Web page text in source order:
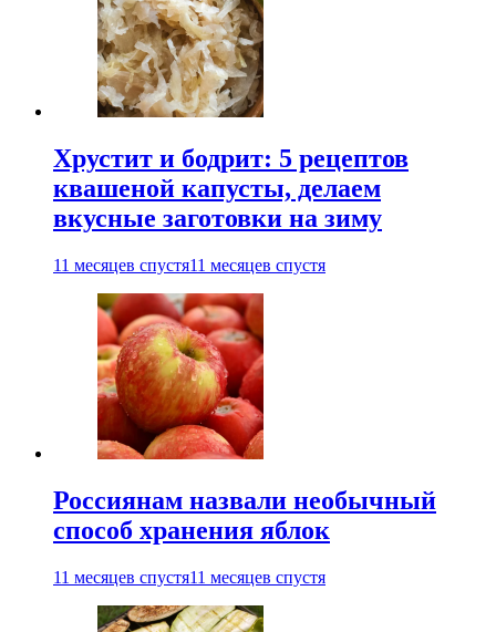
Хрустит и бодрит: 5 рецептов
квашеной капусты, делаем
вкусные заготовки на зиму
11 месяцев спустя11 месяцев спустя
Россиянам назвали необычный
способ хранения яблок
11 месяцев спустя11 месяцев спустя